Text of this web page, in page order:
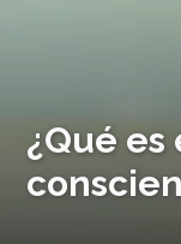
¿Qué